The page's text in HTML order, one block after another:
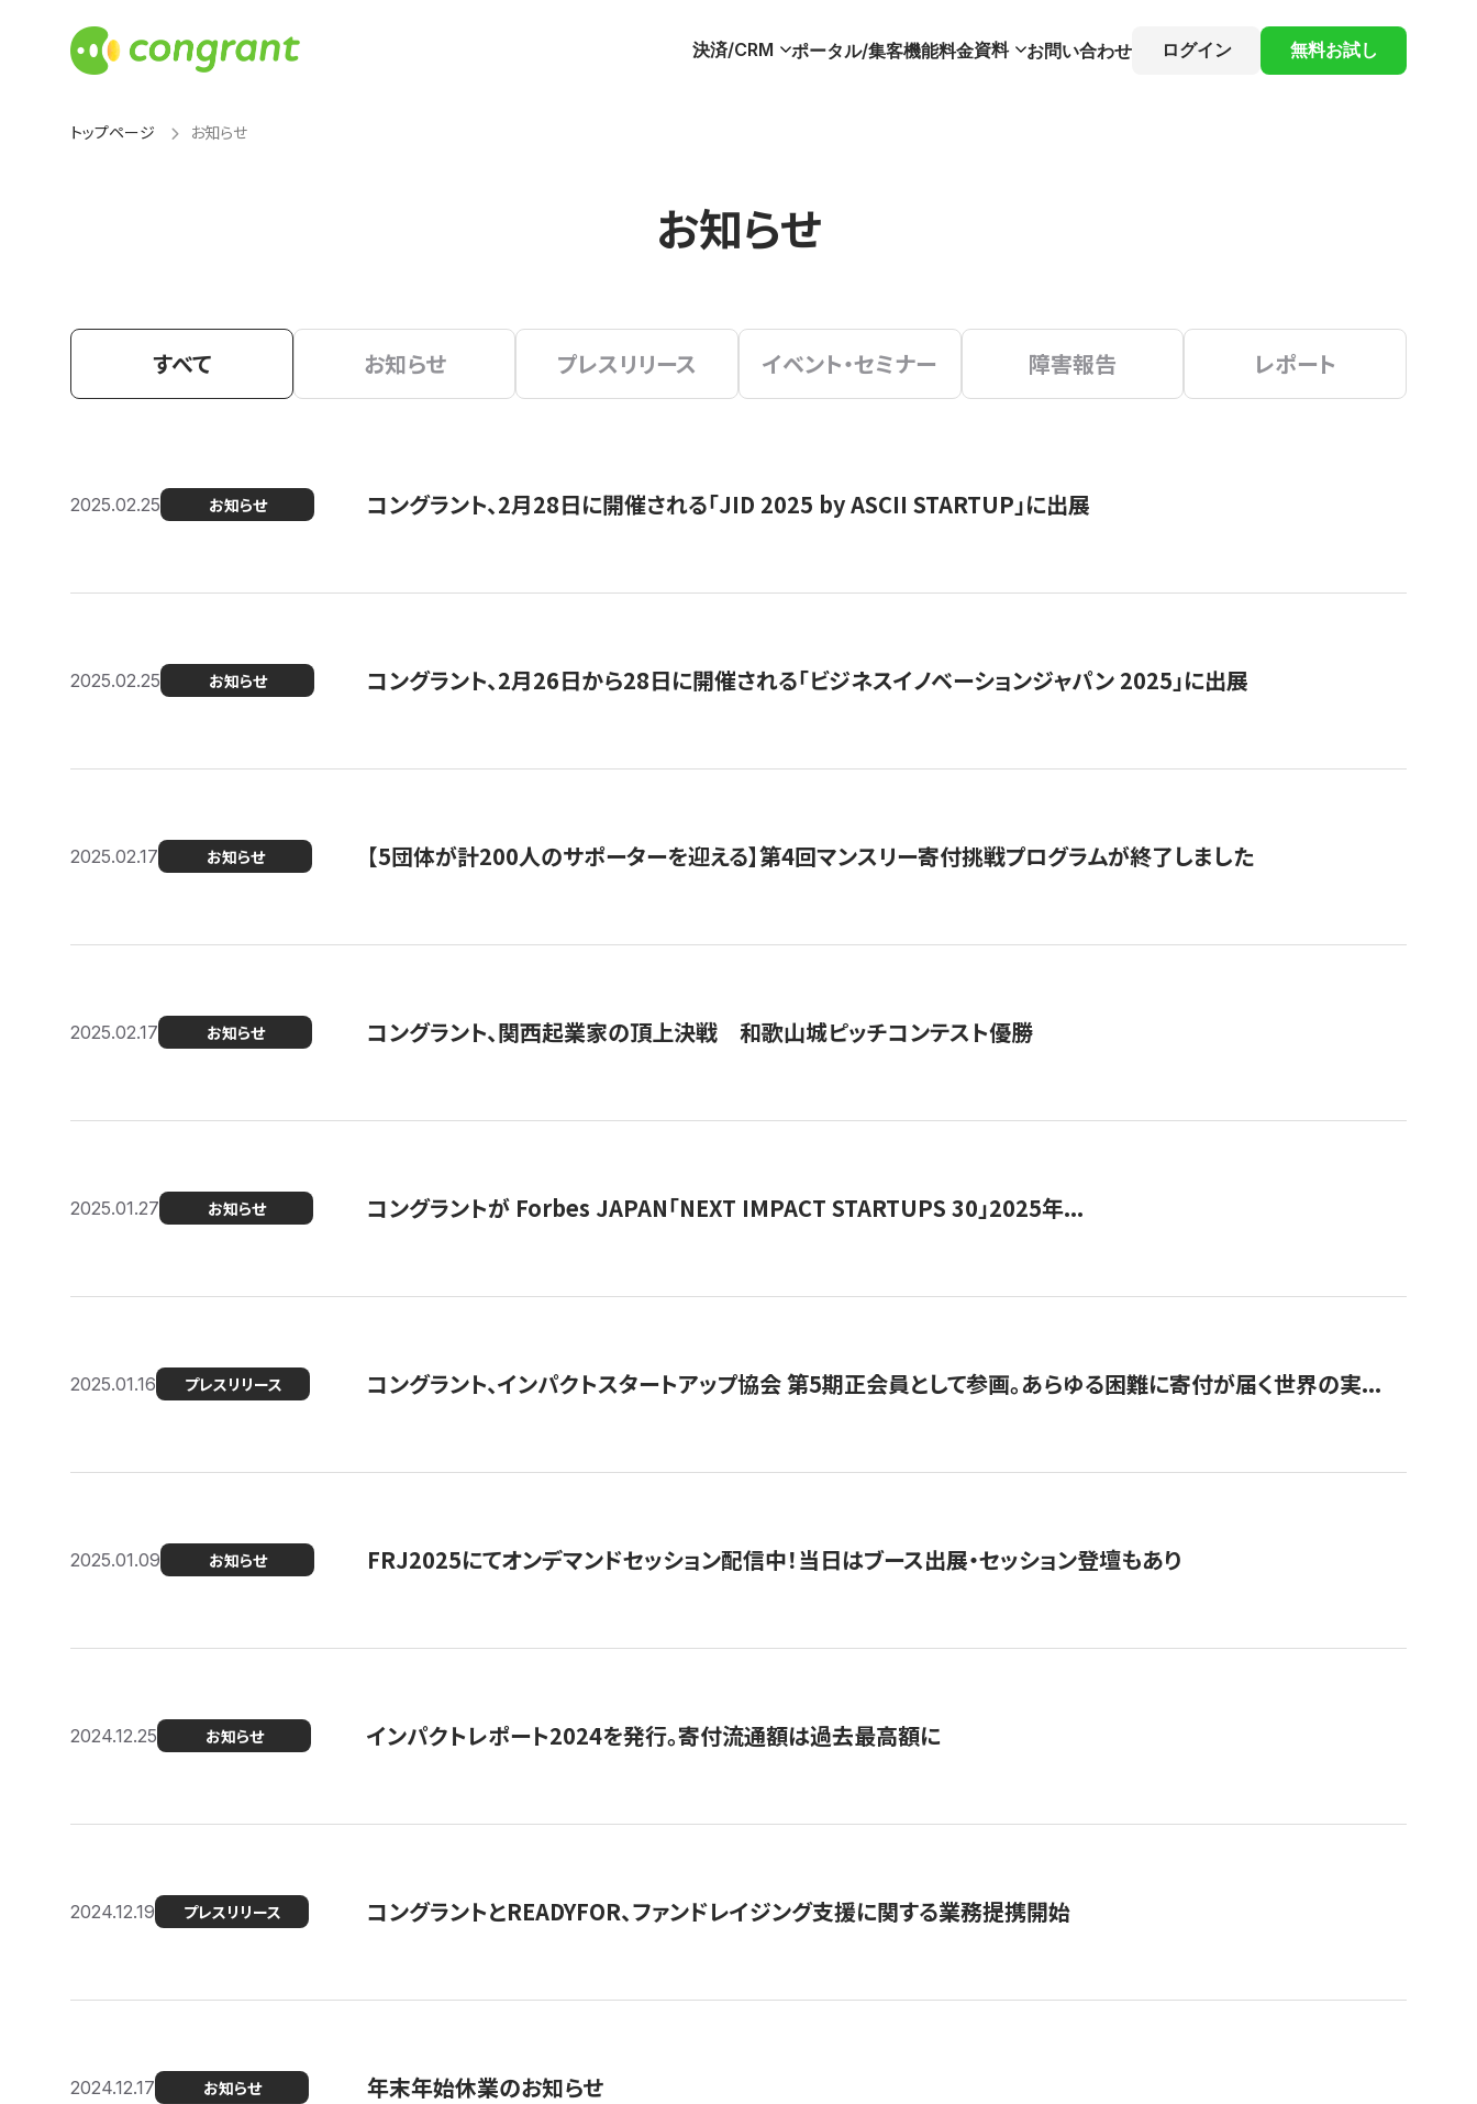
決済/CRM ポータル/集客機能料金資料 お問い合わせ ログイン 無料お試し
トップページ お知らせ
お知らせ
すべて お知らせ プレスリリース イベント・セミナー 障害報告 レポート
2025.02.25 お知らせ コングラント、2月28日に開催される「JID 2025 by ASCII STARTUP」に出展
2025.02.25 お知らせ コングラント、2月26日から28日に開催される「ビジネスイノベーションジャパン 2025」に出展
2025.02.17 お知らせ 【5団体が計200人のサポーターを迎える】​​第4回マンスリー寄付挑戦プログラムが終了しました
2025.02.17 お知らせ コングラント、関西起業家の頂上決戦 和歌山城ピッチコンテスト優勝
2025.01.27 お知らせ コングラントが Forbes JAPAN「NEXT IMPACT STARTUPS 30」2025年...
2025.01.16 プレスリリース コングラント、インパクトスタートアップ協会 第5期正会員として参画。あらゆる困難に寄付が届く世界の実...
2025.01.09 お知らせ FRJ2025にてオンデマンドセッション配信中！当日はブース出展・セッション登壇もあり
2024.12.25 お知らせ インパクトレポート2024を発行。寄付流通額は過去最高額に
2024.12.19 プレスリリース コングラントとREADYFOR、ファンドレイジング支援に関する業務提携開始
2024.12.17 お知らせ 年末年始休業のお知らせ